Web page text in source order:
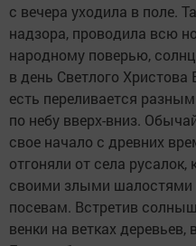
с вечера уходила в поле.
надзора, проводила всю
народному поверью,
в день Светлого Христова
есть переливается
по небу вверх-вниз.
свое начало с древних
отгоняли от села
своими злыми шалостями
посевам. Встретив
венки на ветках деревьев,